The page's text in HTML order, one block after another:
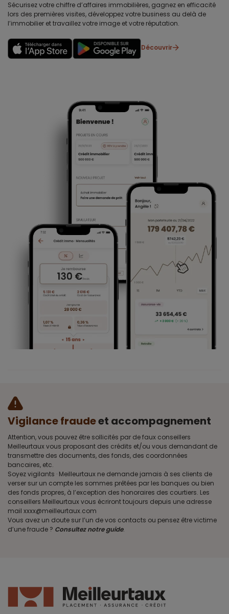
Sécurisez votre chiffre d’affaires immobilières, gagnez en efficacité
lors des premières visites, développez votre business au delà de
l’immobilier et travaillez votre image et votre réputation.
Découvrir
Vigilance fraudeet accompagnement
Attention, vous pouvez être sollicités par de faux conseillers
Meilleurtaux vous proposant des crédits et/ou vous demandant de
transmettre des documents, des fonds, des coordonnées
bancaires, etc.
Soyez vigilants · Meilleurtaux ne demande jamais à ses clients de
verser sur un compte les sommes prêtées par les banques ou bien
des fonds propres, à l’exception des honoraires des courtiers. Les
conseillers Meilleurtaux vous écriront toujours depuis une adresse
mail xxxx@meilleurtaux.com
Vous avez un doute sur l’un de vos contacts ou pensez être victime
d’une fraude ? Consultez notre guide.